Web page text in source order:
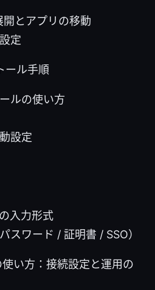
とアプリの移動
定
ール手順
ルの使い方
設定
入力形式
スワード / 証明書 / SSO）
い方：接続設定と運用の